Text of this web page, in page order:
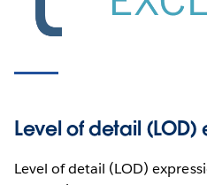
Level of detail (LOD)
Level of detail (LOD)